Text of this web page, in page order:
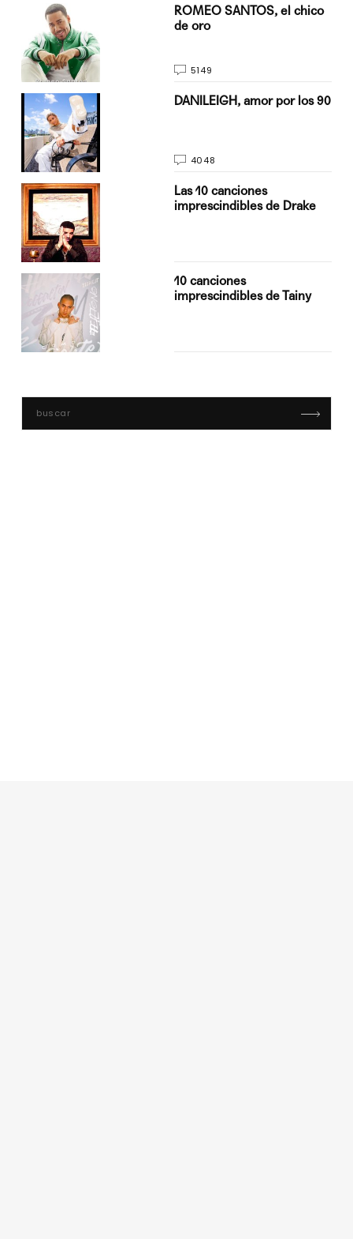
ROMEO SANTOS, el chico
de oro
5149
DANILEIGH, amor por los 90
4048
Las 10 canciones
imprescindibles de Drake
10 canciones
imprescindibles de Tainy